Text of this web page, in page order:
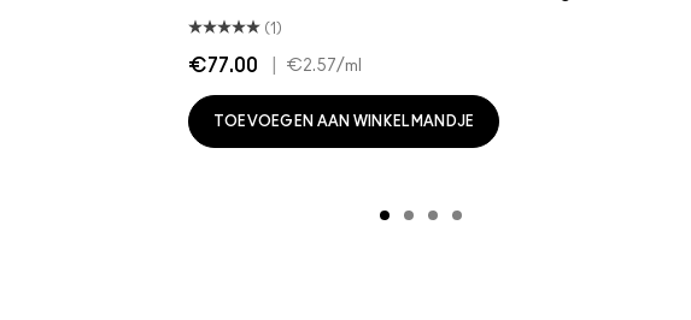
(1)
€77.00 €2.57/ml
TOEVOEGEN AAN WINKELMANDJE